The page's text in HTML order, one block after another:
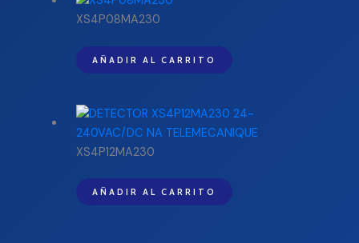
XS4P08MA230
AÑADIR AL CARRITO
XS4P12MA230
AÑADIR AL CARRITO